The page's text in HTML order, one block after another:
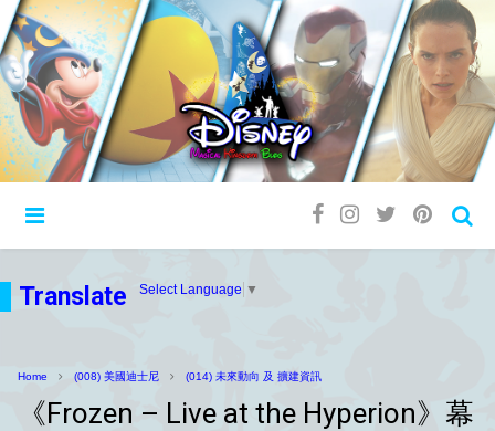
Translate Select Language ▼
Home (008) 美國迪士尼 (014) 未來動向 及 擴建資訊
《Frozen – Live at the Hyperion》幕